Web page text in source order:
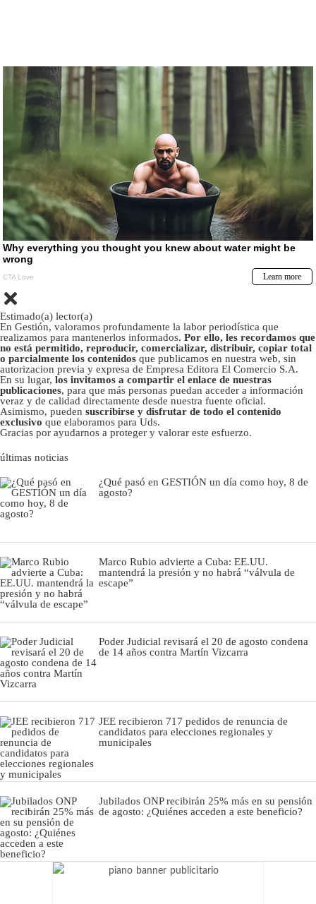
Estimado(a) lector(a)
En Gestión, valoramos profundamente la labor periodística que
realizamos para mantenerlos informados. Por ello, les recordamos que
no está permitido, reproducir, comercializar, distribuir, copiar total
o parcialmente los contenidos que publicamos en nuestra web, sin
autorizacion previa y expresa de Empresa Editora El Comercio S.A.
En su lugar, los invitamos a compartir el enlace de nuestras
publicaciones, para que más personas puedan acceder a información
veraz y de calidad directamente desde nuestra fuente oficial.
Asimismo, pueden suscribirse y disfrutar de todo el contenido
exclusivo que elaboramos para Uds.
Gracias por ayudarnos a proteger y valorar este esfuerzo.
últimas noticias
¿Qué pasó en GESTIÓN un día como hoy, 8 de
agosto?
Marco Rubio advierte a Cuba: EE.UU.
mantendrá la presión y no habrá “válvula de
escape”
Poder Judicial revisará el 20 de agosto condena
de 14 años contra Martín Vizcarra
JEE recibieron 717 pedidos de renuncia de
candidatos para elecciones regionales y
municipales
Jubilados ONP recibirán 25% más en su pensión
de agosto: ¿Quiénes acceden a este beneficio?